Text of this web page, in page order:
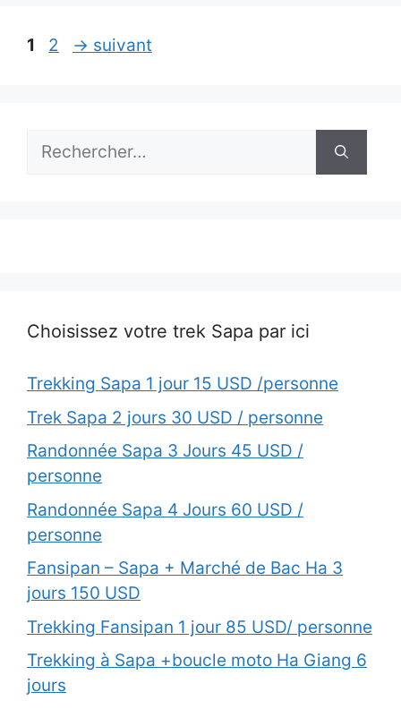
Page
1 Page
2 → suivant
Rechercher :
Choisissez votre trek Sapa par ici
Trekking Sapa 1 jour 15 USD /personne
Trek Sapa 2 jours 30 USD / personne
Randonnée Sapa 3 Jours 45 USD /
personne
Randonnée Sapa 4 Jours 60 USD /
personne
Fansipan – Sapa + Marché de Bac Ha 3
jours 150 USD
Trekking Fansipan 1 jour 85 USD/ personne
Trekking à Sapa +boucle moto Ha Giang 6
jours